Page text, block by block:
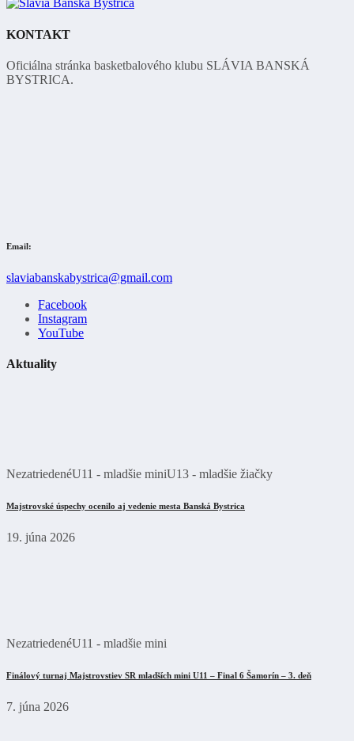
KONTAKT
Oficiálna stránka basketbalového klubu SLÁVIA BANSKÁ
BYSTRICA.
Email:
slaviabanskabystrica@gmail.com
Facebook
Instagram
YouTube
Aktuality
NezatriedenéU11 - mladšie miniU13 - mladšie žiačky
Majstrovské úspechy ocenilo aj vedenie mesta Banská Bystrica
19. júna 2026
NezatriedenéU11 - mladšie mini
Finálový turnaj Majstrovstiev SR mladších mini U11 – Final 6 Šamorín – 3. deň
7. júna 2026